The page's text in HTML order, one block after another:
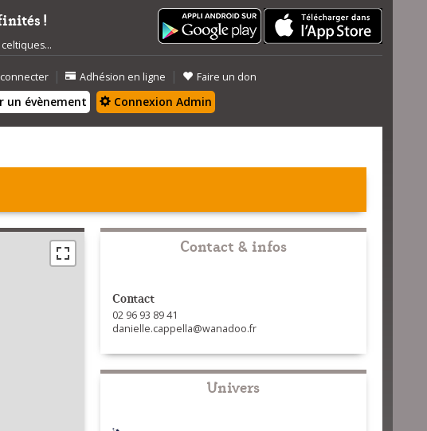
!
| Adhésion en ligne | Faire un don
un évènement Connexion Admin
Contact & infos
Contact
02 96 93 89 41
danielle.cappella@wanadoo.fr
Univers